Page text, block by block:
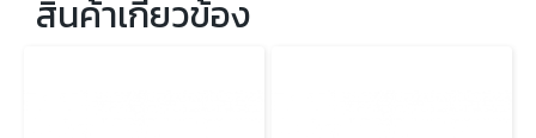
สินค้าเกี่ยวข้อง